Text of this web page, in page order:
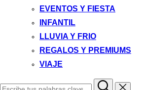
EVENTOS Y FIESTA
INFANTIL
LLUVIA Y FRIO
REGALOS Y PREMIUMS
VIAJE